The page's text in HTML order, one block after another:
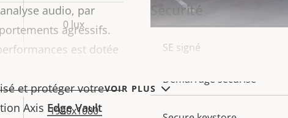
audio, par
agressifs.
est dotée
et protéger votre
Axis Edge Vault
VOIR PLUS
0 lux
1920x1080
propriété
propriété
Sécurité
Description
propriété
propriété
SE signé
Démarrage sécurisé